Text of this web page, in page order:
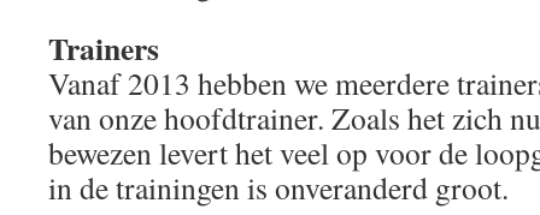
Trainers
Vanaf 2013 hebben we meerdere
van onze hoofdtrainer. Zoals het zich
bewezen levert het veel op voor de
in de trainingen is onveranderd groot.